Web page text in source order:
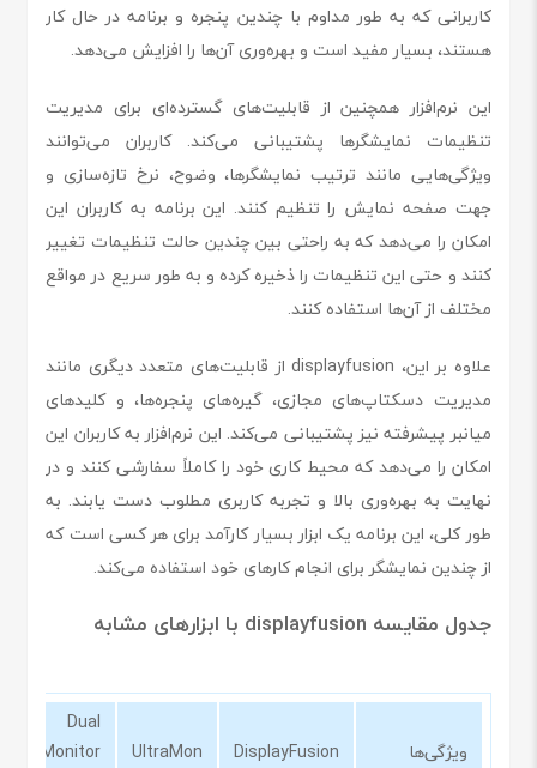
کاربرانی که به طور مداوم با چندین پنجره و برنامه در حال کار
هستند، بسیار مفید است و بهره‌وری آن‌ها را افزایش می‌دهد.
این نرم‌افزار همچنین از قابلیت‌های گسترده‌ای برای مدیریت
تنظیمات نمایشگرها پشتیبانی می‌کند. کاربران می‌توانند
ویژگی‌هایی مانند ترتیب نمایشگرها، وضوح، نرخ تازه‌سازی و
جهت صفحه نمایش را تنظیم کنند. این برنامه به کاربران این
امکان را می‌دهد که به راحتی بین چندین حالت تنظیمات تغییر
کنند و حتی این تنظیمات را ذخیره کرده و به طور سریع در مواقع
مختلف از آن‌ها استفاده کنند.
علاوه بر این، displayfusion از قابلیت‌های متعدد دیگری مانند
مدیریت دسکتاپ‌های مجازی، گیره‌های پنجره‌ها، و کلیدهای
میانبر پیشرفته نیز پشتیبانی می‌کند. این نرم‌افزار به کاربران این
امکان را می‌دهد که محیط کاری خود را کاملاً سفارشی کنند و در
نهایت به بهره‌وری بالا و تجربه کاربری مطلوب دست یابند. به
طور کلی، این برنامه یک ابزار بسیار کارآمد برای هر کسی است که
از چندین نمایشگر برای انجام کارهای خود استفاده می‌کند.
جدول مقایسه displayfusion با ابزارهای مشابه
ویژگی‌ها DisplayFusion
UltraMon
Dual
Monitor